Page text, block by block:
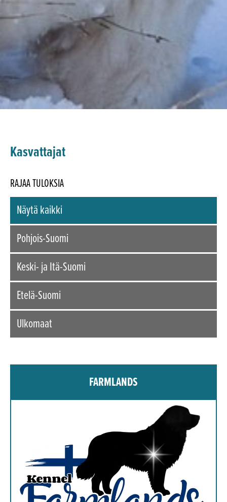
Kasvattajat
RAJAA TULOKSIA
Näytä kaikki
Pohjois-Suomi
Keski- ja Itä-Suomi
Etelä-Suomi
Ulkomaat
FARMLANDS